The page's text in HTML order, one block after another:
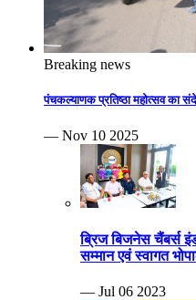
Breaking news
पंचकल्याणक प्रतिष्ठा महोत्सव का
— Nov 10 2025
ब्रिज बिजनेस चैंबर्स
सम्मान एवं स्वागत
— Jul 06 2023